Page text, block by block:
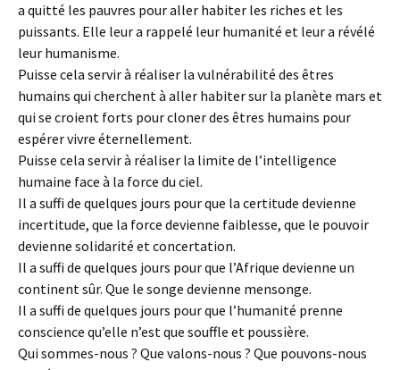
a quitté les pauvres pour aller habiter les riches et les
puissants. Elle leur a rappelé leur humanité et leur a révélé
leur humanisme.
Puisse cela servir à réaliser la vulnérabilité des êtres
humains qui cherchent à aller habiter sur la planète mars et
qui se croient forts pour cloner des êtres humains pour
espérer vivre éternellement.
Puisse cela servir à réaliser la limite de l’intelligence
humaine face à la force du ciel.
Il a suffi de quelques jours pour que la certitude devienne
incertitude, que la force devienne faiblesse, que le pouvoir
devienne solidarité et concertation.
Il a suffi de quelques jours pour que l’Afrique devienne un
continent sûr. Que le songe devienne mensonge.
Il a suffi de quelques jours pour que l’humanité prenne
conscience qu’elle n’est que souffle et poussière.
Qui sommes-nous ? Que valons-nous ? Que pouvons-nous